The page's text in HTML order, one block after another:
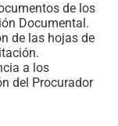
de los
Documental.
de las hojas de
a los
del Procurador